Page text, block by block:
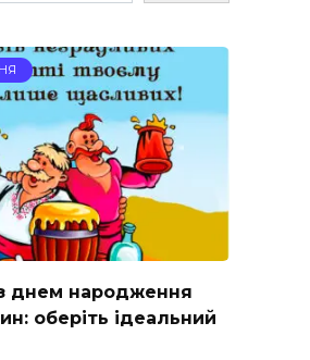
днем народження
оберіть ідеальний